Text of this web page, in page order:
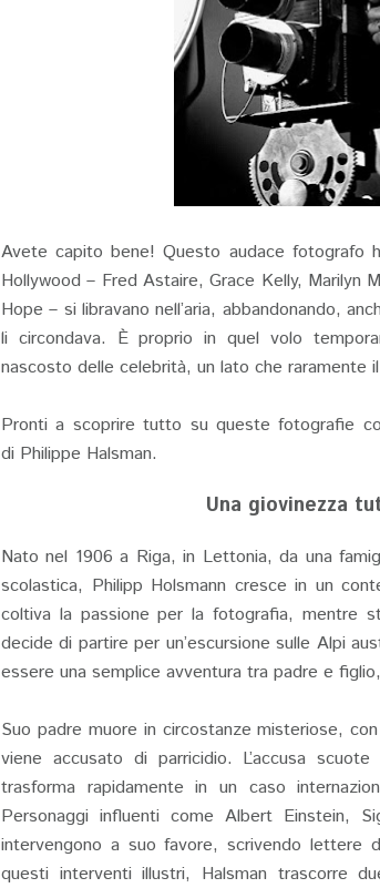
Avete capito bene! Questo audace
Hollywood – Fred Astaire, Grace Kelly, Marilyn
Hope – si libravano nell’aria, abbandonando,
li circondava. È proprio in quel volo
nascosto delle celebrità, un lato che raramente
Pronti a scoprire tutto su queste fotografie
di Philippe Halsman.
Una giovinezza
Nato nel 1906 a Riga, in Lettonia, da una
scolastica, Philipp Holsmann cresce in un
coltiva la passione per la fotografia, mentre
decide di partire per un’escursione sulle Alpi
essere una semplice avventura tra padre e
Suo padre muore in circostanze misteriose,
viene accusato di parricidio. L’accusa
trasforma rapidamente in un caso
Personaggi influenti come Albert Einstein,
intervengono a suo favore, scrivendo lettere
questi interventi illustri, Halsman trascorre